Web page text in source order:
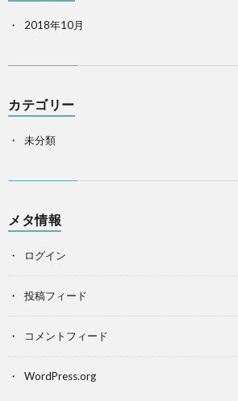
2018年10月
カテゴリー
未分類
メタ情報
ログイン
投稿フィード
コメントフィード
WordPress.org